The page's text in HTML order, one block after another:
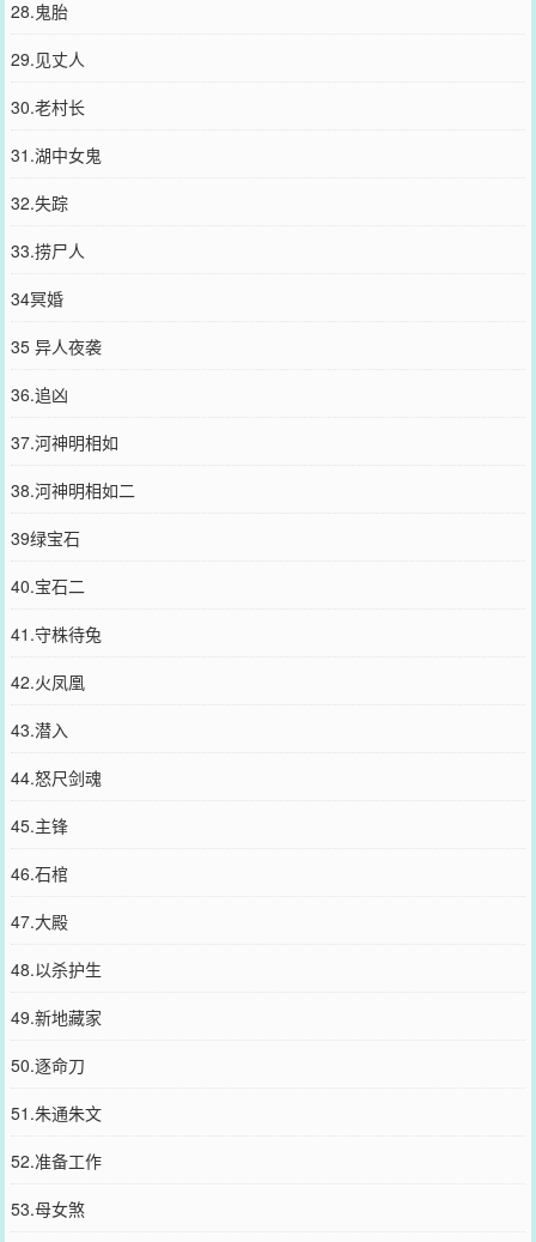
28.鬼胎
29.见丈人
30.老村长
31.湖中女鬼
32.失踪
33.捞尸人
34冥婚
35 异人夜袭
36.追凶
37.河神明相如
38.河神明相如二
39绿宝石
40.宝石二
41.守株待兔
42.火凤凰
43.潜入
44.怒尺剑魂
45.主锋
46.石棺
47.大殿
48.以杀护生
49.新地藏家
50.逐命刀
51.朱通朱文
52.准备工作
53.母女煞